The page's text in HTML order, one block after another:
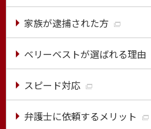
家族が逮捕された方
ベリーベストが選ばれる理由
スピード対応
弁護士に依頼するメリット